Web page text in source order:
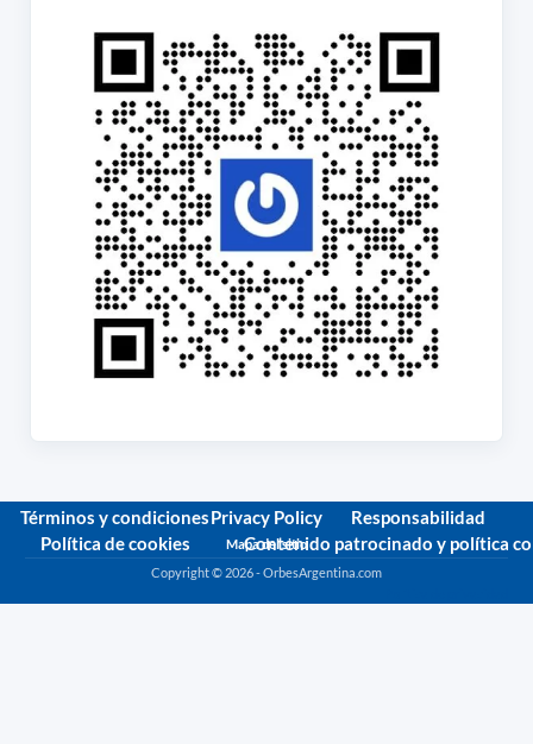
Términos y condicionesPrivacy Policy
Responsabilidad
Política de cookies
Mapa del sitio
Contenido patrocinado y política
Copyright © 2026 - OrbesArgentina.com